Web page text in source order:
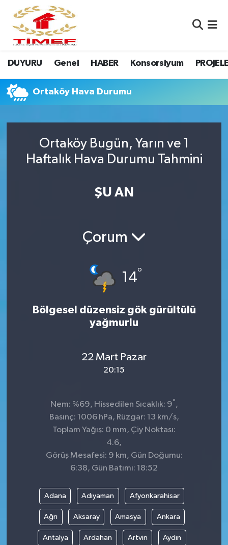
DUYURU Genel HABER Konsorsiyum
Ortaköy Hava Durumu
Ortaköy Bugün, Yarın ve 1
Haftalık Hava Durumu Tahmini
ŞU AN
Çorum
14°
Bölgesel düzensiz gök gürültülü
yağmurlu
22 Mart Pazar
20:15
Nem: %69, Hissedilen Sıcaklık: 9° ,
Basınç: 1006 hPa, Rüzgar: 13 km/s,
Toplam Yağış: 0 mm, Çiy Noktası:
4.6,
Görüş Mesafesi: 9 km, Gün Doğumu:
6:38, Gün Batımı: 18:52
Adana Adıyaman Afyonkarahisar
Ağrı Aksaray Amasya Ankara
Antalya Ardahan Artvin Aydın
Anasayfa Kutu
Anasayfa Manşet
Canlı Yayın
Erasmus
PROJELER İNGİLİZCE
Nöbetçi Eczaneler
Hava Durumu
Namaz Vakitleri
Süper Lig Puan Durumu ve Fikstür
Son Dakika Haberleri